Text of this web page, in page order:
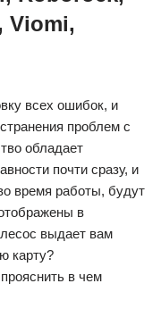
Viomi,
всех ошибок, и
проблем с
обладает
почти сразу, и
время работы, будут
в
выдает вам
карту?
в чем